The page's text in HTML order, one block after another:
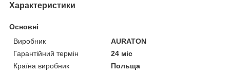
Характеристики
Основні
Виробник
AURATON
Гарантійний термін
24 міс
Країна виробник
Польща